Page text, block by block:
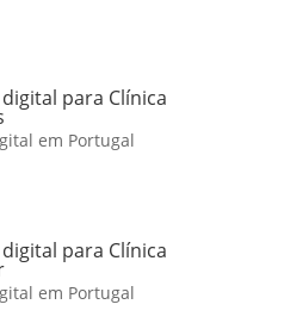
para Clínica
em Portugal
para Clínica
em Portugal